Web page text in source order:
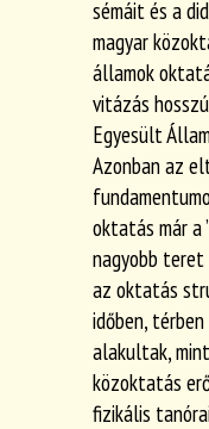
sémáit és a
magyar
államok
vitázás
Egyesült
Azonban az
oktatás már a
nagyobb
az oktatás
időben,
alakultak,
közoktatás
fizikális